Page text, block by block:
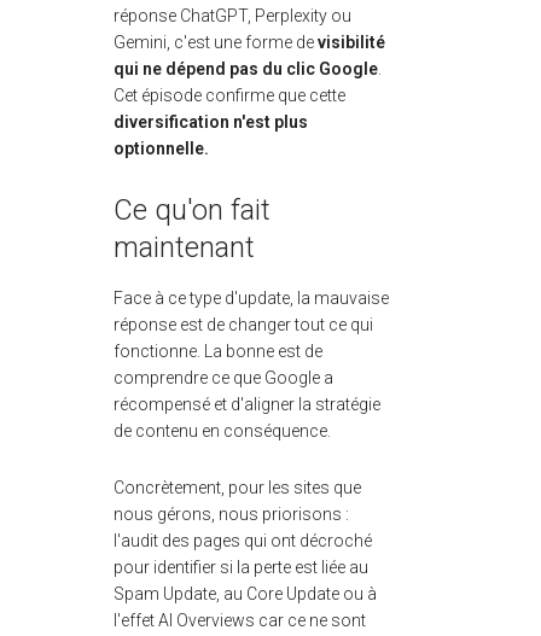
réponse ChatGPT, Perplexity ou
Gemini, c'est une forme devisibilité
qui ne dépend pas du clic Google
Cet épisode confirme que cette
diversification n'est plus
optionnelle.
Ce qu'on fait
maintenant
Face à ce type d'update, la mauvaise
réponse est de changer tout ce qui
fonctionne. La bonne est de
comprendre ce que Google a
récompensé et d'aligner la stratégie
de contenu en conséquence.
Concrètement, pour les sites que
nous gérons, nous priorisons :
l'audit des pages qui ont décroché
pour identifier si la perte est liée au
Spam Update, au Core Update ou à
l'effet AI Overviews car ce ne sont